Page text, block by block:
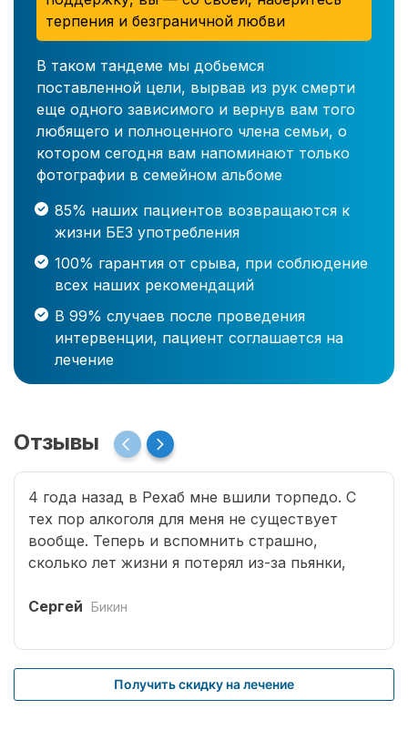
терпения и безграничной любви
В таком тандеме мы добьемся
поставленной цели, вырвав из рук смерти
еще одного зависимого и вернув вам того
любящего и полноценного члена семьи, о
котором сегодня вам напоминают только
фотографии в семейном альбоме
85% наших пациентов возвращаются к
жизни БЕЗ употребления
100% гарантия от срыва, при соблюдение
всех наших рекомендаций
В 99% случаев после проведения
интервенции, пациент соглашается на
лечение
Отзывы
4 года назад в Рехаб мне вшили торпедо. С
тех пор алкоголя для меня не существует
вообще. Теперь и вспомнить страшно,
сколько лет жизни я потерял из-за пьянки,
мою новую жизнь.
Сергей Бикин
Получить скидку на лечение